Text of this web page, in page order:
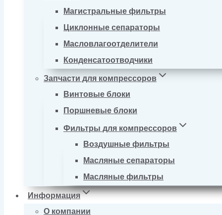
Магистральные фильтры
Циклонные сепараторы
Масловлагоотделители
Конденсатоотводчики
Запчасти для компрессоров
Винтовые блоки
Поршневые блоки
Фильтры для компрессоров
Воздушные фильтры
Масляные сепараторы
Масляные фильтры
Информация
О компании